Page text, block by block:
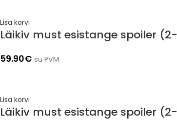
Lisa korvi
Läikiv must esistange spoiler (2-
59.90€ su PVM
Lisa korvi
Läikiv must esistange spoiler (2-